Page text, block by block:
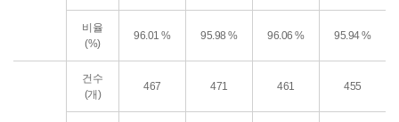
비율
(%)
96.01 % 95.98 % 96.06 % 95.94 %
건수
(개)
467 471 461 455